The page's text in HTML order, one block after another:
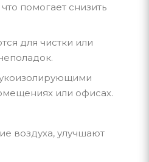
помогает снизить
для чистки или
или офисах.
воздуха, улучшают